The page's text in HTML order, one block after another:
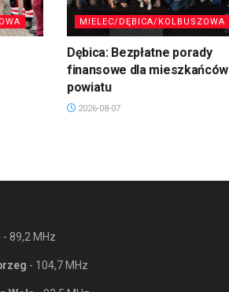
MIELEC/DĘBICA/KOLBUSZOWA
Dębica: Bezpłatne porady
finansowe dla mieszkańców
powiatu
2026-08-07
- 89,2 MHz
- 104,7 MHz